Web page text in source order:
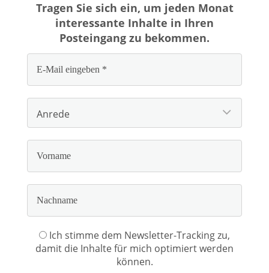
Tragen Sie sich ein, um jeden Monat
interessante Inhalte in Ihren
Posteingang zu bekommen.
Ich stimme dem Newsletter-Tracking zu,
damit die Inhalte für mich optimiert werden
können.